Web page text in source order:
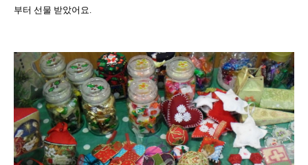
부터 선물 받았어요.